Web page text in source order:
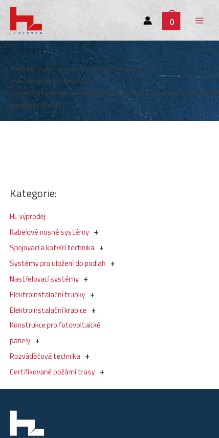
0
Main
Menu
Kategorie:
HL výprodej
Kabelové nosné systémy
Spojovací a kotvící technika
Systémy pro uložení do podlah
Nastřelovací systémy
Elektroinstalační trubky
Elektroinstalační krabice
Konstrukce pro fotovoltaické
panely
Rozváděčová technika
Certifikované požární trasy
Warning: Invalid argument supplied for foreach() in
/var/www/hlsystem.cz/wp-
content/plugins/hlsystem/themes/hlsystem/components/
cat.phpon line12